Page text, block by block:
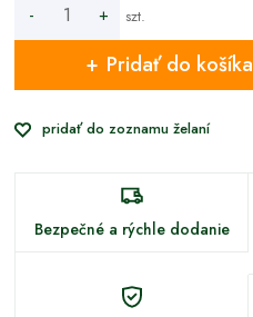
- + szt.
Pridať do košíka
pridať do zoznamu želaní
Bezpečné a rýchle dodanie